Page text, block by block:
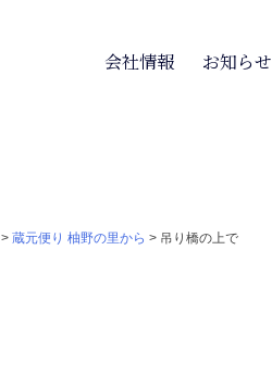
会社情報 お知らせ
> 蔵元便り 柚野の里から > 吊り橋の上で